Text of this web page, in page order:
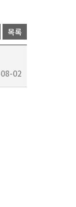
목록
02